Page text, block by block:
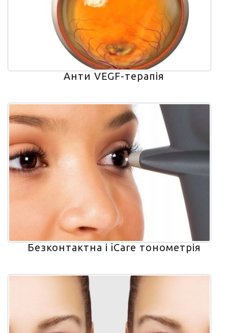
Анти VEGF-терапія
Безконтактна і iCare тонометрія